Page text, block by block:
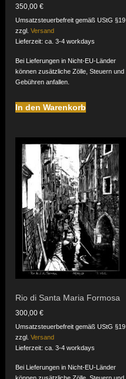
350,00€
Umsatzsteuerbefreit gemäß UStG §19
zzgl.Versand
Lieferzeit: ca. 3-4 workdays
Bei Lieferungen in Nicht-EU-Länder
können zusätzliche Zölle, Steuern und
Gebühren anfallen.
In den Warenkorb
Rio di Santa Maria Formosa
300,00€
Umsatzsteuerbefreit gemäß UStG §19
zzgl.Versand
Lieferzeit: ca. 3-4 workdays
Bei Lieferungen in Nicht-EU-Länder